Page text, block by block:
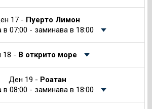
17 - Пуерто Лимон
в 07:00 - заминава в 18:00
18 - В открито море
Ден 19 - Роатан
в 08:00 - заминава в 18:00